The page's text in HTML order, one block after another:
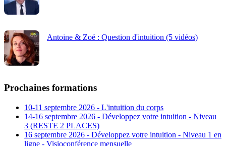
Antoine & Zoé : Question d'intuition (5 vidéos)
Prochaines formations
10-11 septembre 2026 - L'intuition du corps
14-16 septembre 2026 - Développez votre intuition - Niveau
3 (RESTE 2 PLACES)
16 septembre 2026 - Développez votre intuition - Niveau 1 en
ligne - Visioconférence mensuelle